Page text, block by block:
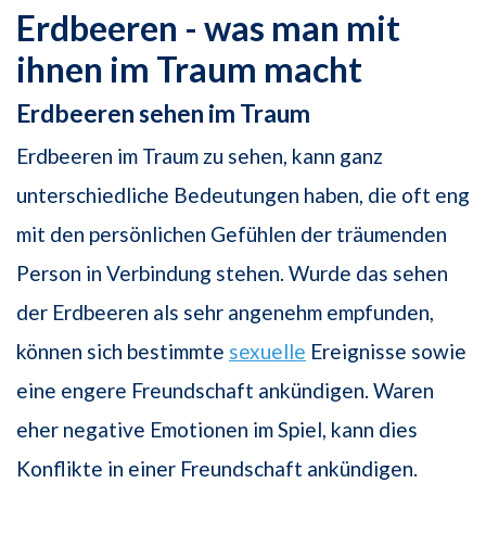
Erdbeeren - was man mit
ihnen im Traum macht
Erdbeeren sehen im Traum
Erdbeeren im Traum zu sehen, kann ganz
unterschiedliche Bedeutungen haben, die oft eng
mit den persönlichen Gefühlen der träumenden
Person in Verbindung stehen. Wurde das sehen
der Erdbeeren als sehr angenehm empfunden,
können sich bestimmte sexuelle Ereignisse sowie
eine engere Freundschaft ankündigen. Waren
eher negative Emotionen im Spiel, kann dies
Konflikte in einer Freundschaft ankündigen.